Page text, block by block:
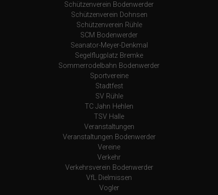
Schützenverein Bodenwerder
Schützenverein Dohnsen
Schützenverein Rühle
SCM Bodenwerder
Seanator-Meyer-Denkmal
Segelflugplatz Bremke
Sommerrodelbahn Bodenwerder
Sportvereine
Stadtfest
SV Rühle
TC Jahn Hehlen
TSV Halle
Veranstaltungen
Veranstaltungen Bodenwerder
Vereine
Verkehr
Verkehrsverein Bodenwerder
VfL Dielmissen
Vogler